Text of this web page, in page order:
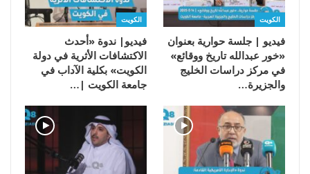
الكويت
فيديو | جلسة حوارية بعنوان
«خور عبدالله تاريخ ووقائع»
في مركز دراسات الخليج
والجزيرة…
الكويت
فيديو| ندوة «أحدث
الاكتشافات الأثرية في دولة
الكويت» بكلية الآداب في
جامعة الكويت |…